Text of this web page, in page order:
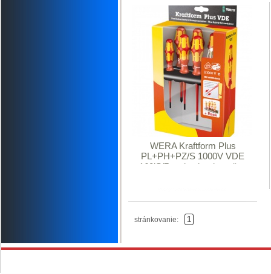
WERA Kraftform Plus
PL+PH+PZ/S 1000V VDE
160iS/7 sada skrutkovačov
stránkovanie: 1